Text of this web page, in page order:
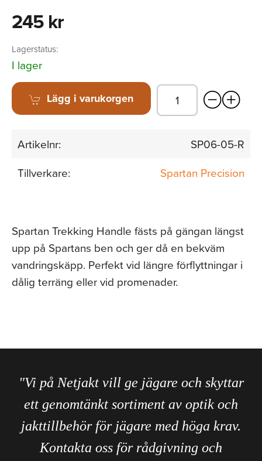
245 kr
Lagerstatus:
I lager
Lägg i varukorgen
Artikelnr:
SP06-05-R
Tillverkare:
Spartan Precision
Spartan Trekking Handle fästs på gängan längst
upp på Spartans ben och ger då en bekväm
vandringskäpp. Perfekt vid längre förflyttningar i
dålig terräng eller vid promenader.
"Vi på Netjakt vill ge jägare och skyttar
ett genomtänkt sortiment av optik och
jakttillbehör för jägare med höga krav.
Kontakta oss för rådgivning och